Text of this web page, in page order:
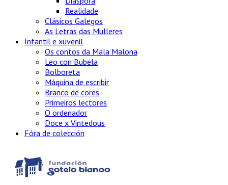
Realidade
Clásicos Galegos
As Letras das Mulleres
Infantil e xuvenil
Os contos da Mala Malona
Leo con Bubela
Bolboreta
Máquina de escribir
Branco de cores
Primeiros lectores
O ordenador
Doce x Vintedous
Fóra de colección